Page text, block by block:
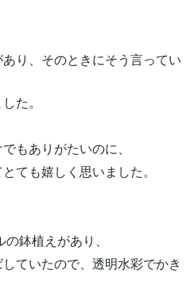
り、そのときにそう言ってい
た。
もありがたいのに、
ても嬉しく思いました。
鉢植えがあり、
ていたので、透明水彩でかき